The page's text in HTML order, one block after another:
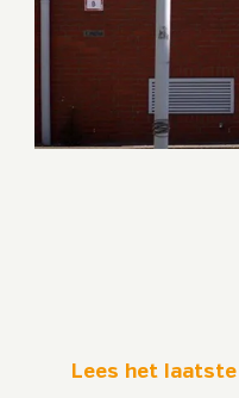
Lees het